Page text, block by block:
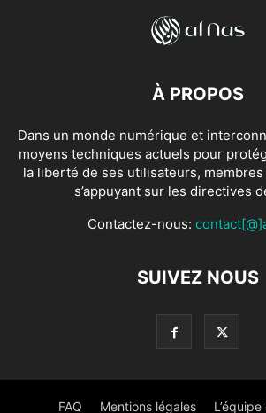
À PROPOS
Dans un monde numérique et
moyens techniques actuels pour
la liberté de ses utilisateurs,
s’appuyant sur les directives
Contactez-nous:
SUIVEZ NOUS
FAQ Mentions légales